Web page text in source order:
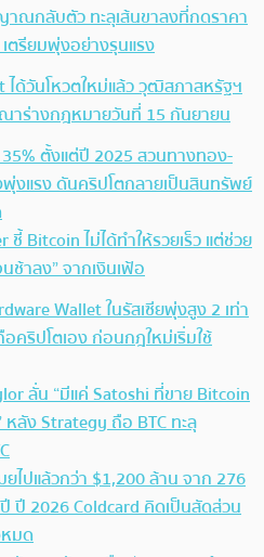
ณกลับตัว ทะลุเส้นขาลงที่กดราคา
ตรียมพุ่งอย่างรุนแรง
ได้วันโหวตใหม่แล้ว วุฒิสภาสหรัฐฯ
าร่างกฎหมายวันที่ 15 กันยายน
ตั้งแต่ปี 2025 สวนทางทอง-
งแรง ดันคริปโตกลายเป็นสินทรัพย์
ชี้ Bitcoin ไม่ได้ทำให้รวยเร็ว แต่ช่วย
ช้าลง” จากเงินเฟ้อ
Wallet ในรัสเซียพุ่งสูง 2 เท่า
คริปโตเอง ก่อนกฎใหม่เริ่มใช้
ลั่น “มีแค่ Satoshi ที่ขาย Bitcoin
ลัง Strategy ถือ BTC ทะลุ
ยไปแล้วกว่า $1,200 ล้าน จาก 276
ปี 2026 Coldcard คิดเป็นสัดส่วน
มด